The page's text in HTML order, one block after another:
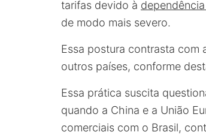
tarifas devido à
de modo mais severo.
Essa postura contrasta com
outros países, conforme
Essa prática suscita
quando a China e a União
comerciais com o Brasil,